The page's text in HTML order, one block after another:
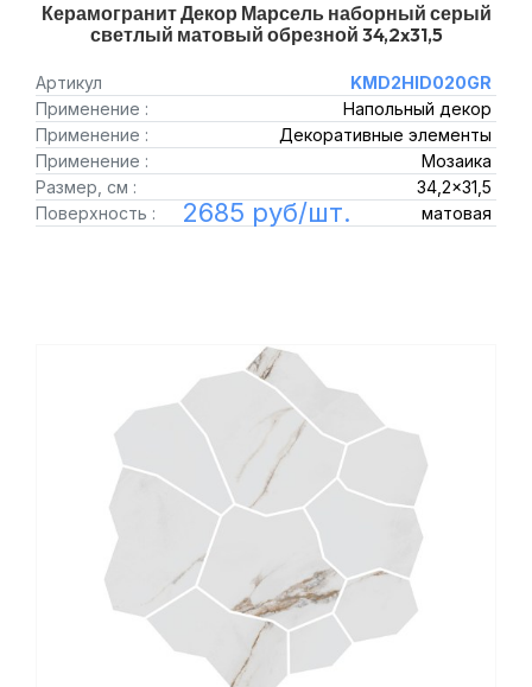
Керамогранит Декор Марсель наборный серый
светлый матовый обрезной 34,2x31,5
Артикул
KMD2HID020GR
Применение :
Напольный декор
Применение :
Декоративные элементы
Применение :
Мозаика
Размер, см :
34,2x31,5
Поверхность :
матовая
2685 руб/шт.